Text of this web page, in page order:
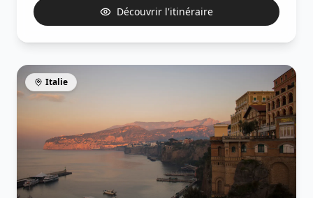
Découvrir l'itinéraire
Italie